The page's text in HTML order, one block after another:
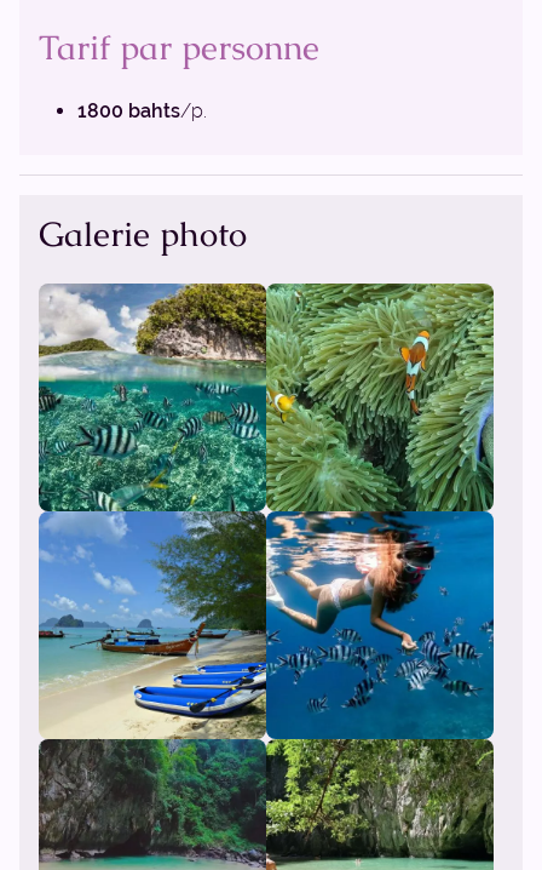
Tarif par personne
1800 bahts/p.
Galerie photo